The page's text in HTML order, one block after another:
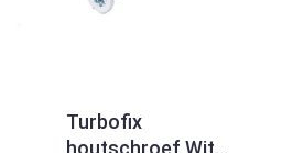
Turbofix
houtschroef Wit